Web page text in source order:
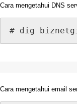
Cara mengetahui DNS
# dig
Cara mengetahui email